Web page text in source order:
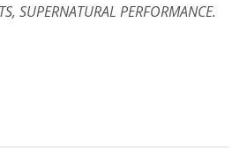
SUPERNATURAL PERFORMANCE.